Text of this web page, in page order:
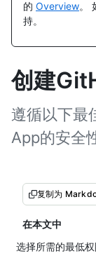
的 Overview。
持。
创建
遵循以下最
App的安全
复制为
在本文中
选择所需的最低权